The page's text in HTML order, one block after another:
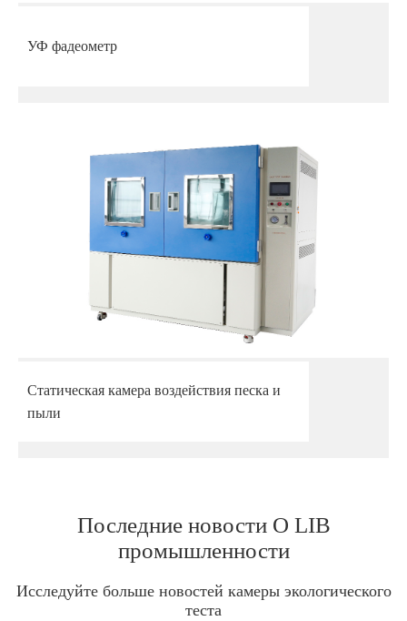
УФ фадеометр
Статическая камера воздействия песка и
пыли
Последние новости О LIB
промышленности
Исследуйте больше новостей камеры экологического
теста